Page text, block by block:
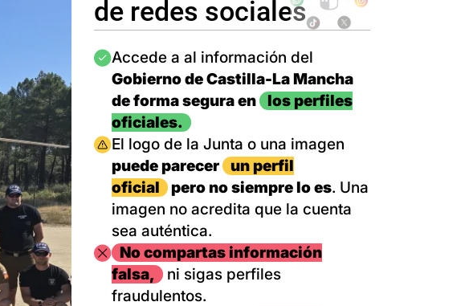
de redes sociales
Imagen
Accede a al información del
Gobierno de Castilla-La Mancha
de forma segura en
los perfiles
oficiales.
Imagen
El logo de la Junta o una imagen
puede parecer
un perfil
oficial
pero no siempre lo es. Una
imagen no acredita que la cuenta
sea auténtica.
ImagenNo compartas información
falsa,
ni sigas perfiles
fraudulentos.